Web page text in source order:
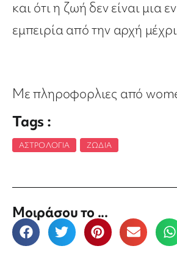
και ότι η ζωή δεν είναι μια
εμπειρία από την αρχή
Με πληροφορλιες από
Tags :
ΑΣΤΡΟΛΟΓΊΑ ΖΏΔΙΑ
Μοιράσου το ...